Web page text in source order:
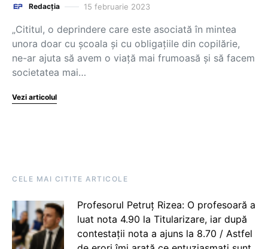
Redacția 15 februarie 2023
„Cititul, o deprindere care este asociată în mintea
unora doar cu școala și cu obligațiile din copilărie,
ne-ar ajuta să avem o viață mai frumoasă și să facem
societatea mai…
Vezi articolul
CELE MAI CITITE ARTICOLE
Profesorul Petruț Rizea: O profesoară a
luat nota 4.90 la Titularizare, iar după
contestații nota a ajuns la 8.70 / Astfel